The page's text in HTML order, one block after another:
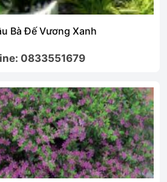
Bà Đế Vương Xanh
0833551679